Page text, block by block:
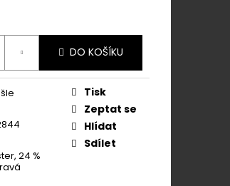
DO KOŠÍKU
24 %
Tisk
Zeptat se
Hlídat
Sdílet